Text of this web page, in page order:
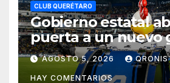
CLUB QUERÉTARO
Gobierno estatal
puerta a un nuevo
animación en el
la Resistencia no
AGOSTO 5, 2026
HAY COMENTARIOS